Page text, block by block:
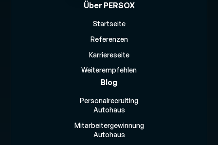
Über PERSOX
Startseite
Referenzen
Karriereseite
Weiterempfehlen
Blog
Personalrecruiting
Autohaus
Mitarbeitergewinnung
Autohaus